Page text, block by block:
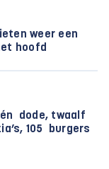
weer een
hoofd
dode, twaalf
105 burgers